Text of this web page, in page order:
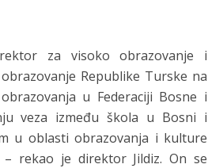
za visoko obrazovanje i
Republike Turske na
u Federaciji Bosne i
veza između škola u Bosni i
u oblasti obrazovanja i kulture
rekao je direktor Jildiz. On se